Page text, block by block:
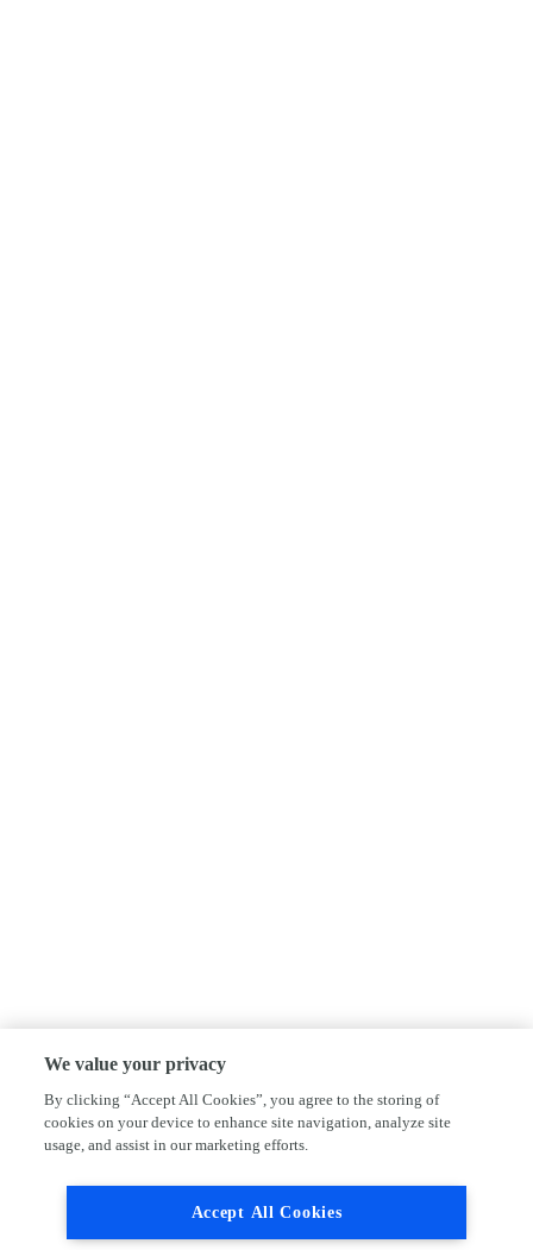
We value your privacy
By clicking “Accept All Cookies”, you agree to the storing of
cookies on your device to enhance site navigation, analyze site
usage, and assist in our marketing efforts.
Accept All Cookies